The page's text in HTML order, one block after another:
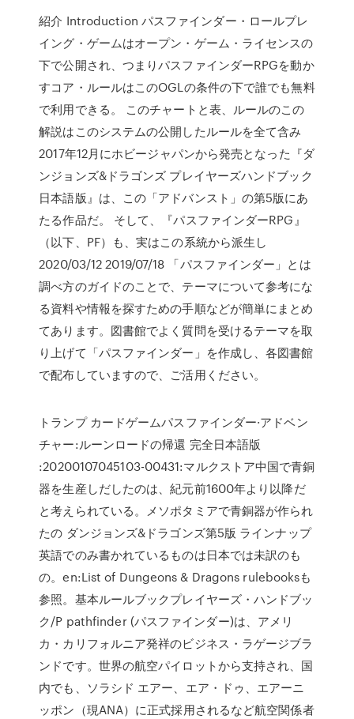
紹介 Introduction パスファインダー・ロールプレ
イング・ゲームはオープン・ゲーム・ライセンスの
下で公開され、つまりパスファインダーRPGを動か
すコア・ルールはこのOGLの条件の下で誰でも無料
で利用できる。 このチャートと表、ルールのこの
解説はこのシステムの公開したルールを全て含み
2017年12月にホビージャパンから発売となった『ダ
ンジョンズ&ドラゴンズ プレイヤーズハンドブック
日本語版』は、この「アドバンスト」の第5版にあ
たる作品だ。 そして、『パスファインダーRPG』
（以下、PF）も、実はこの系統から派生し
2020/03/12 2019/07/18 「パスファインダー」とは
調べ方のガイドのことで、テーマについて参考にな
る資料や情報を探すための手順などが簡単にまとめ
てあります。図書館でよく質問を受けるテーマを取
り上げて「パスファインダー」を作成し、各図書館
で配布していますので、ご活用ください。
トランプ カードゲームパスファインダー·アドベン
チャー:ルーンロードの帰還 完全日本語版
:20200107045103-00431:マルクストア中国で青銅
器を生産しだしたのは、紀元前1600年より以降だ
と考えられている。メソポタミアで青銅器が作られ
たの ダンジョンズ&ドラゴンズ第5版 ラインナップ
英語でのみ書かれているものは日本では未訳のも
の。en:List of Dungeons & Dragons rulebooksも
参照。基本ルールブックプレイヤーズ・ハンドブッ
ク/P pathfinder (パスファインダー)は、アメリ
カ・カリフォルニア発祥のビジネス・ラゲージブラ
ンドです。世界の航空パイロットから支持され、国
内でも、ソラシド エアー、エア・ドゥ、エアーニ
ッポン（現ANA）に正式採用されるなど航空関係者